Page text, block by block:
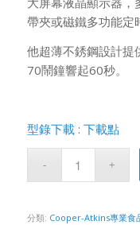
帶夾或磁鐵多功能定
他超薄不銹鋼設計提
70鬧鐘響起60秒。
型錄下載 : 下載點
分類: Cooper-Atkins專業食